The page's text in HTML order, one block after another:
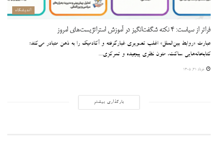
اندیشگاه
فراتر از سیاست: ۴ نکته شگفت‌انگیز در آموزش استراتژیست‌های امروز
عبارت «روابط بین‌الملل» اغلب تصویری غبارگرفته و آکادمیک را به ذهن متبادر می‌کند:
کتابخانه‌هایی ساکت، متون نظری پیچیده و تمرکزی...
خرداد ۳۱, ۱۴۰۵
بارگذاری بیشتر